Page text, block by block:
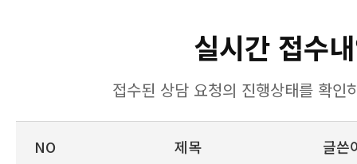
실시간 접수
접수된 상담 요청의 진행상태를 확인
NO 제목 글쓴